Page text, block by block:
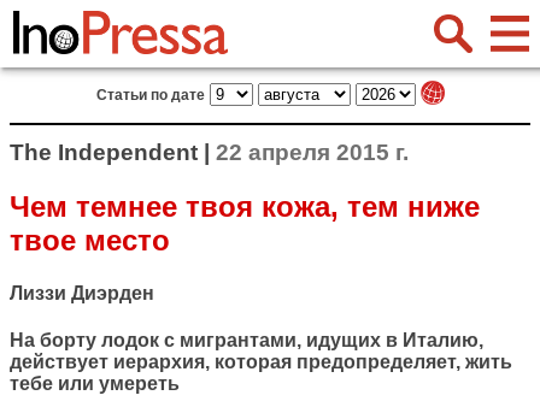
Статьи по дате
The Independent | 22 апреля 2015 г.
Чем темнее твоя кожа, тем ниже
твое место
Лиззи Диэрден
На борту лодок с мигрантами, идущих в Италию,
действует иерархия, которая предопределяет, жить
тебе или умереть